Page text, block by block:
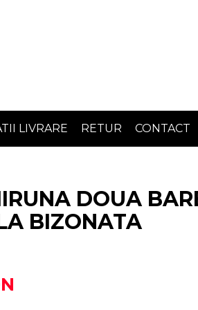
LIVRARE RETUR CONTACT
DOUA
BIZONATA